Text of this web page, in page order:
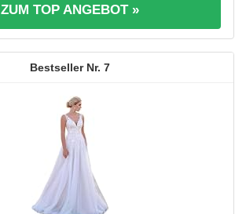
ZUM TOP ANGEBOT »
7